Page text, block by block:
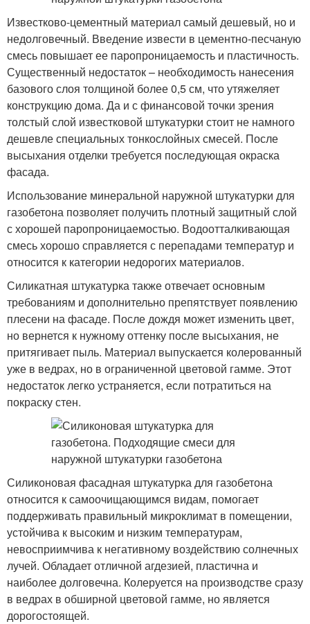
Известково-цементный материал самый дешевый, но и
недолговечный. Введение извести в цементно-песчаную
смесь повышает ее паропроницаемость и пластичность.
Существенный недостаток – необходимость нанесения
базового слоя толщиной более 0,5 см, что утяжеляет
конструкцию дома. Да и с финансовой точки зрения
толстый слой известковой штукатурки стоит не намного
дешевле специальных тонкослойных смесей. После
высыхания отделки требуется последующая окраска
фасада.
Использование минеральной наружной штукатурки для
газобетона позволяет получить плотный защитный слой
с хорошей паропроницаемостью. Водоотталкивающая
смесь хорошо справляется с перепадами температур и
относится к категории недорогих материалов.
Силикатная штукатурка также отвечает основным
требованиям и дополнительно препятствует появлению
плесени на фасаде. После дождя может изменить цвет,
но вернется к нужному оттенку после высыхания, не
притягивает пыль. Материал выпускается колерованный
уже в ведрах, но в ограниченной цветовой гамме. Этот
недостаток легко устраняется, если потратиться на
покраску стен.
Силиконовая фасадная штукатурка для газобетона
относится к самоочищающимся видам, помогает
поддерживать правильный микроклимат в помещении,
устойчива к высоким и низким температурам,
невосприимчива к негативному воздействию солнечных
лучей. Обладает отличной агдезией, пластична и
наиболее долговечна. Колеруется на производстве сразу
в ведрах в обширной цветовой гамме, но является
дорогостоящей.